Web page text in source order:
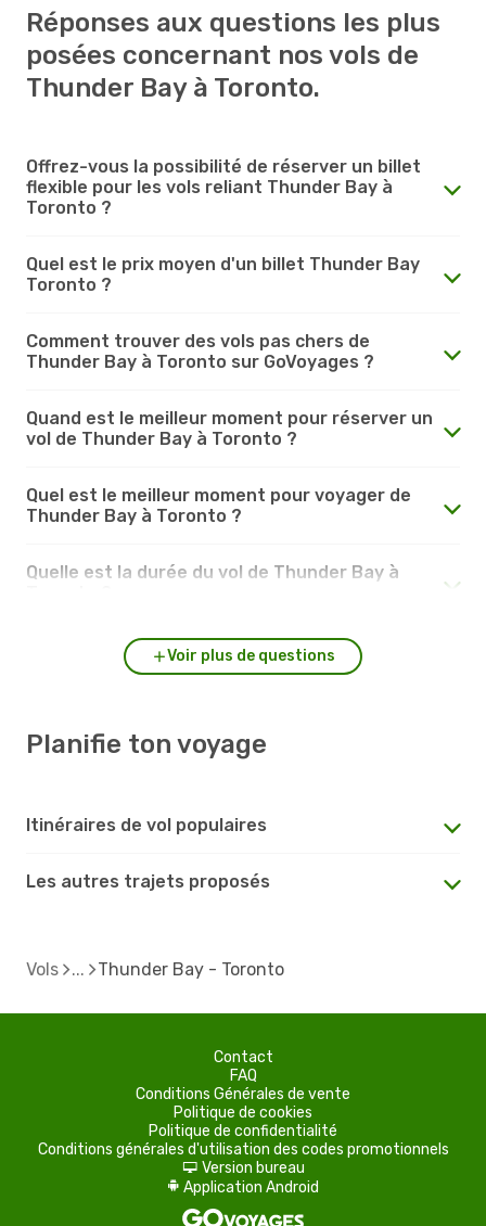
Réponses aux questions les plus
posées concernant nos vols de
Thunder Bay à Toronto.
Offrez-vous la possibilité de réserver un billet
flexible pour les vols reliant Thunder Bay à
Toronto ?
Quel est le prix moyen d'un billet Thunder Bay
Toronto ?
Comment trouver des vols pas chers de
Thunder Bay à Toronto sur GoVoyages ?
Quand est le meilleur moment pour réserver un
vol de Thunder Bay à Toronto ?
Quel est le meilleur moment pour voyager de
Thunder Bay à Toronto ?
Quelle est la durée du vol de Thunder Bay à
Voir plus de questions
Planifie ton voyage
Itinéraires de vol populaires
Les autres trajets proposés
Vols Thunder Bay - Toronto
Contact
FAQ
Conditions Générales de vente
Politique de cookies
Politique de confidentialité
Conditions générales d'utilisation des codes promotionnels
d Version bureau
A Application Android